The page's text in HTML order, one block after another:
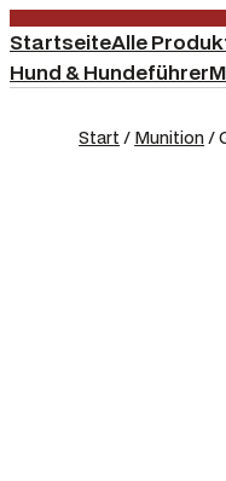
StartseiteAlle
Hund & Hundeführer
Start / Munition/